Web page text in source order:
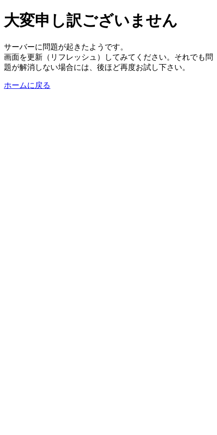
大変申し訳ございません
サーバーに問題が起きたようです。
画面を更新（リフレッシュ）してみてください。それでも問
題が解消しない場合には、後ほど再度お試し下さい。
ホームに戻る